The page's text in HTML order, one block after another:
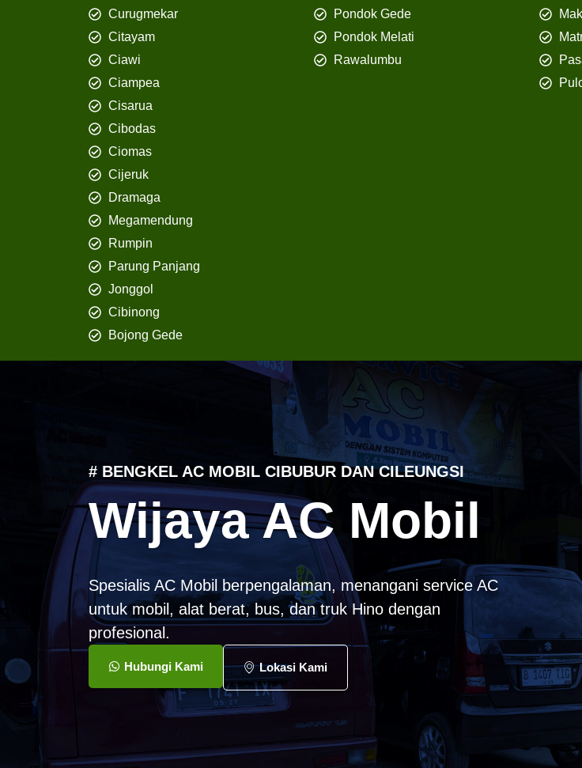
Curugmekar
Citayam
Ciawi
Ciampea
Cisarua
Cibodas
Ciomas
Cijeruk
Dramaga
Megamendung
Rumpin
Parung Panjang
Jonggol
Cibinong
Bojong Gede
Pondok Gede
Pondok Melati
Rawalumbu
# BENGKEL AC MOBIL CIBUBUR DAN CILEUNGSI
Wijaya AC Mobil
Spesialis AC Mobil berpengalaman, menangani service AC
untuk mobil, alat berat, bus, dan truk Hino dengan
profesional.
Hubungi Kami Lokasi Kami